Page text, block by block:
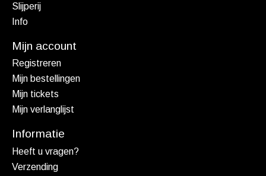
Slijperij
Info
Mijn account
Registreren
Mijn bestellingen
Mijn tickets
Mijn verlanglijst
Informatie
Heeft u vragen?
Verzending